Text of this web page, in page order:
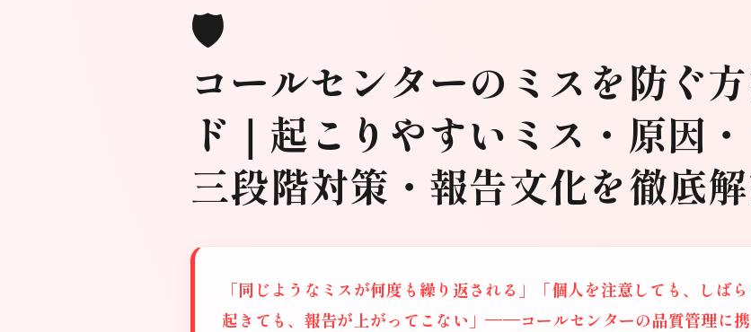
🛡️
コールセンターのミスを防ぐ
ド｜起こりやすいミス・原因
三段階対策・報告文化を徹底
「同じようなミスが何度も繰り返される」「個人を注意しても、しば
起きても、報告が上がってこない」——コールセンターの品質管理に